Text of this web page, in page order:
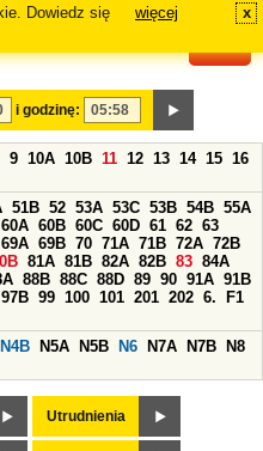
Dowiedz się
więcej x
i godzinę:
9 10A 10B 11 12 13 14 15 16
51B 52 53A 53C 53B 54B 55A
60A 60B 60C 60D 61 62 63
69A 69B 70 71A 71B 72A 72B
81A 81B 82A 82B 83 84A
88B 88C 88D 89 90 91A 91B
97B 99 100 101 201 202 6.
F1
N4B N5A N5B N6 N7A N7B
N8
Utrudnienia